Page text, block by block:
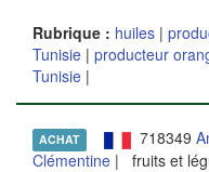
Rubrique : huiles |
Tunisie | producteur
Tunisie |
ACHAT 718349
Clémentine | fruits et